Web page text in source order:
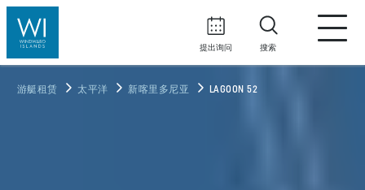
提出询问 搜索
游艇租赁 太平洋 新喀里多尼亚 LAGOON 52